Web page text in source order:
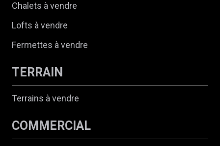
Chalets à vendre
Lofts à vendre
Fermettes à vendre
TERRAIN
Terrains à vendre
COMMERCIAL